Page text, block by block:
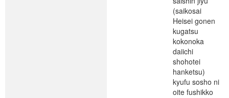
(saikosai
Heisei gonen
kugatsu
kokonoka
daiichi
shohotei
hanketsu)
kyufu sosho ni
oite fushikko